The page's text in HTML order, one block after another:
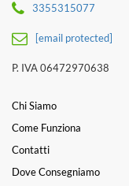
3355315077
[email protected]
P. IVA 06472970638
Chi Siamo
Come Funziona
Contatti
Dove Consegniamo